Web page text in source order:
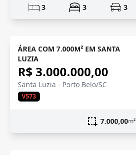
3 3 3
ÁREA COM 7.000M² EM SANTA
LUZIA
R$ 3.000.000,00
Santa Luzia - Porto Belo/SC
V573
7.000,00m²